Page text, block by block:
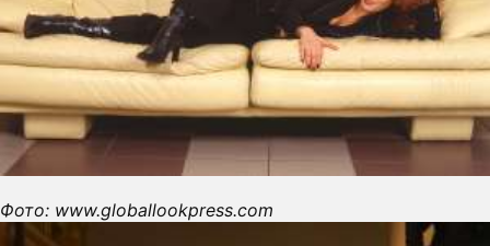
Фото: www.globallookpress.com